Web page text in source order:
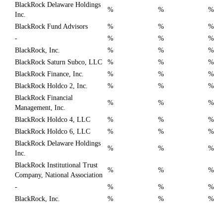
BlackRock Delaware Holdings
Inc.
% % %
BlackRock Fund Advisors % %
%
-
% %
%
BlackRock, Inc.
% %
%
BlackRock Saturn Subco, LLC
% %
%
BlackRock Finance, Inc.
% %
%
BlackRock Holdco 2, Inc.
% %
%
BlackRock Financial
Management, Inc.
% % %
BlackRock Holdco 4, LLC % %
%
BlackRock Holdco 6, LLC
% %
%
BlackRock Delaware Holdings
Inc.
% % %
BlackRock Institutional Trust
Company, National Association
% % %
- % %
%
BlackRock, Inc.
% %
%